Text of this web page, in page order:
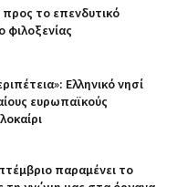
το επενδυτικό
φιλοξενίας
Ελληνικό νησί
ευρωπαϊκούς
παραμένει το